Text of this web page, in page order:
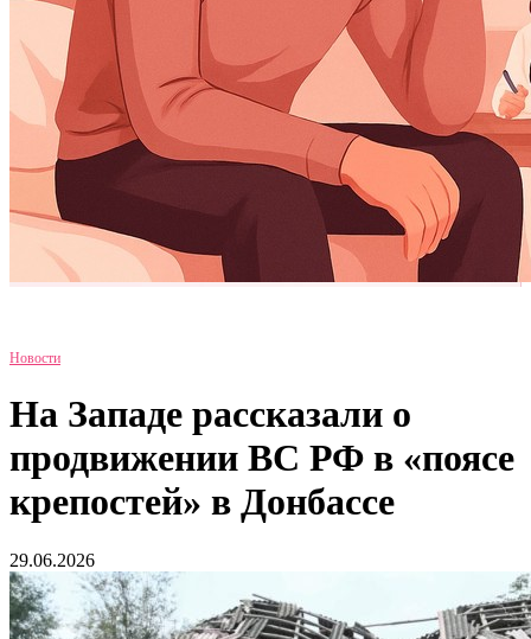
Новости
На Западе рассказали о
продвижении ВС РФ в «поясе
крепостей» в Донбассе
29.06.2026